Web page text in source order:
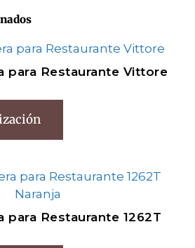
para Restaurante Vittore
para Restaurante 1262T